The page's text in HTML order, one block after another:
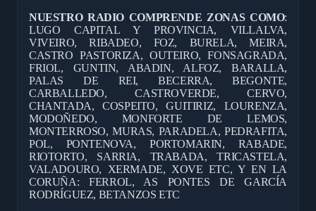
NUESTRO RADIO COMPRENDE ZONAS COMO:
LUGO CAPITAL Y PROVINCIA, VILLALVA,
VIVEIRO, RIBADEO, FOZ, BURELA, MEIRA,
CASTRO PASTORIZA, OUTEIRO, FONSAGRADA,
FRIOL, GUNTIN, ABADIN, ALFOZ, BARALLA,
PALAS DE REI, BECERRA, BEGONTE,
CARBALLEDO, CASTROVERDE, CERVO,
CHANTADA, COSPEITO, GUITIRIZ, LOURENZA,
MODOÑEDO, MONFORTE DE LEMOS,
MONTERROSO, MURAS, PARADELA, PEDRAFITA,
POL, PONTENOVA, PORTOMARIN, RABADE,
RIOTORTO, SARRIA, TRABADA, TRICASTELA,
VALADOURO, XERMADE, XOVE ETC, Y EN LA
CORUÑA: FERROL, AS PONTES DE GARCÍA
RODRÍGUEZ, BETANZOS ETC